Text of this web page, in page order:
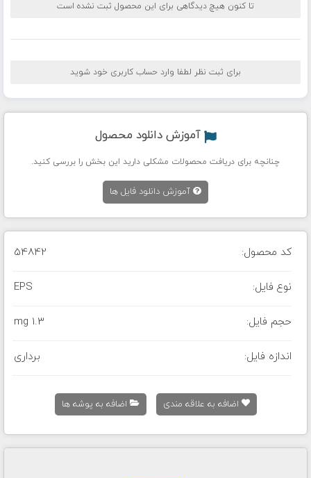
تا کنون هیچ دیدگاهی برای این محصول ثبت نشده است
برای ثبت نظر لطفا وارد حساب کاربری خود شوید
آموزش دانلود محصول
چنانچه برای دریافت محصولات مشکلی دارید این بخش را بررسی کنید.
آموزش دانلود فایل ها
کد محصول: 54842
نوع فایل: EPS
حجم فایل: 1.3 mg
اندازه فایل: برداری
اضافه به علاقه مندی اضافه به پوشه ها